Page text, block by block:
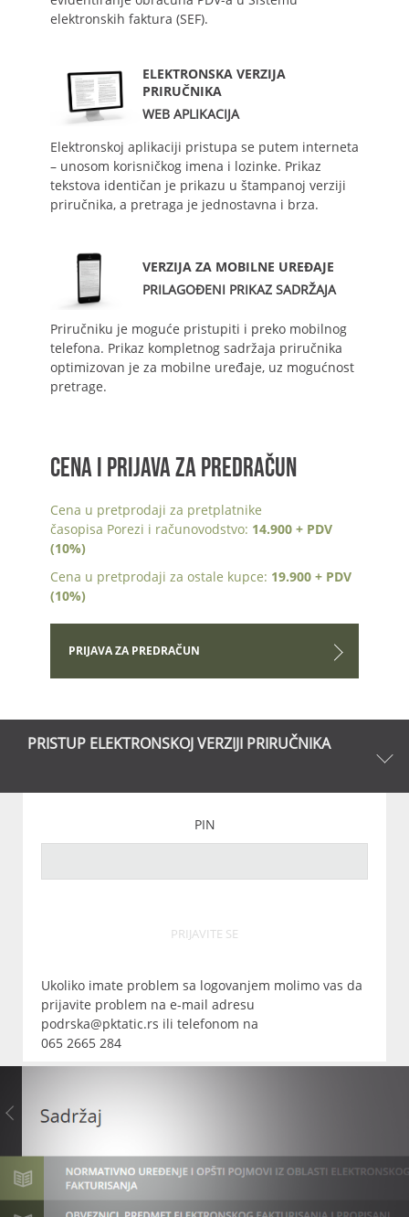
elektronskih faktura (SEF).
ELEKTRONSKA VERZIJA
PRIRUČNIKA
WEB APLIKACIJA
Elektronskoj aplikaciji pristupa se putem interneta
– unosom korisničkog imena i lozinke. Prikaz
tekstova identičan je prikazu u štampanoj verziji
priručnika, a pretraga je jednostavna i brza.
VERZIJA ZA MOBILNE UREĐAJE
PRILAGOĐENI PRIKAZ SADRŽAJA
Priručniku je moguće pristupiti i preko mobilnog
telefona. Prikaz kompletnog sadržaja priručnika
optimizovan je za mobilne uređaje, uz mogućnost
pretrage.
CENA I PRIJAVA ZA PREDRAČUN
Cena u pretprodaji za pretplatnike
časopisa Porezi i računovodstvo: 14.900 + PDV
(10%)
Cena u pretprodaji za ostale kupce: 19.900 + PDV
(10%)
PRIJAVA ZA PREDRAČUN
PRISTUP ELEKTRONSKOJ VERZIJI PRIRUČNIKA
PIN
PRIJAVITE SE
Ukoliko imate problem sa logovanjem molimo vas da
prijavite problem na e-mail adresu
podrska@pktatic.rs ili telefonom na
065 2665 284